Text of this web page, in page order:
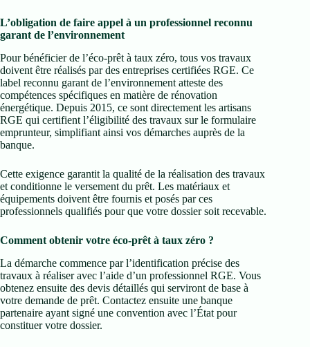
L’obligation de faire appel à un professionnel reconnu
garant de l’environnement
Pour bénéficier de l’éco-prêt à taux zéro, tous vos travaux
doivent être réalisés par des entreprises certifiées RGE. Ce
label reconnu garant de l’environnement atteste des
compétences spécifiques en matière de rénovation
énergétique. Depuis 2015, ce sont directement les artisans
RGE qui certifient l’éligibilité des travaux sur le formulaire
emprunteur, simplifiant ainsi vos démarches auprès de la
banque.
Cette exigence garantit la qualité de la réalisation des travaux
et conditionne le versement du prêt. Les matériaux et
équipements doivent être fournis et posés par ces
professionnels qualifiés pour que votre dossier soit recevable.
Comment obtenir votre éco-prêt à taux zéro ?
La démarche commence par l’identification précise des
travaux à réaliser avec l’aide d’un professionnel RGE. Vous
obtenez ensuite des devis détaillés qui serviront de base à
votre demande de prêt. Contactez ensuite une banque
partenaire ayant signé une convention avec l’État pour
constituer votre dossier.